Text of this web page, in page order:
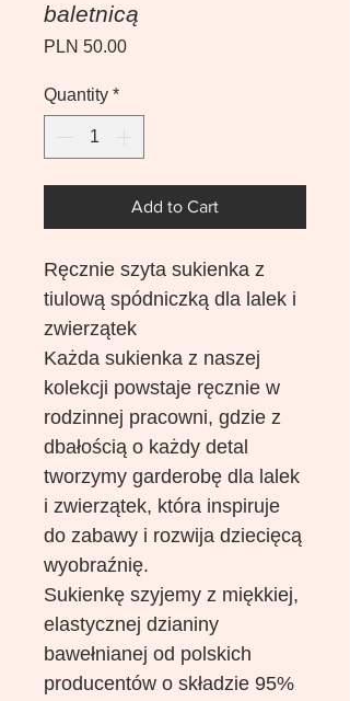
baletnicą
PLN 50.00Price
Quantity *
Add to Cart
Ręcznie szyta sukienka z
tiulową spódniczką dla lalek i
zwierzątek
Każda sukienka z naszej
kolekcji powstaje ręcznie w
rodzinnej pracowni, gdzie z
dbałością o każdy detal
tworzymy garderobę dla lalek
i zwierzątek, która inspiruje
do zabawy i rozwija dziecięcą
wyobraźnię.
Sukienkę szyjemy z miękkiej,
elastycznej dzianiny
bawełnianej od polskich
producentów o składzie 95%